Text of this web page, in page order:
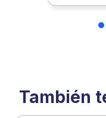
También